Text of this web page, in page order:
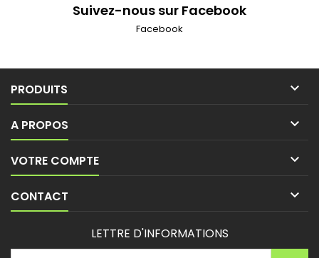
Suivez-nous sur Facebook
Facebook
PRODUITS 
A PROPOS 
VOTRE COMPTE 
CONTACT 
LETTRE D'INFORMATIONS